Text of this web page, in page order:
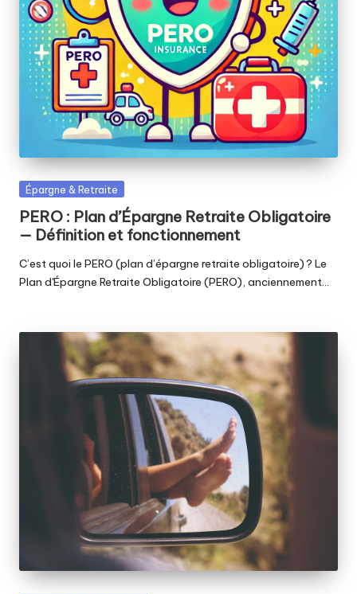
Posted
Épargne & Retraite
PERO : Plan d’Épargne Retraite Obligatoire
— Définition et fonctionnement
C’est quoi le PERO (plan d’épargne retraite obligatoire) ? Le
Plan d'Épargne Retraite Obligatoire (PERO), anciennement…